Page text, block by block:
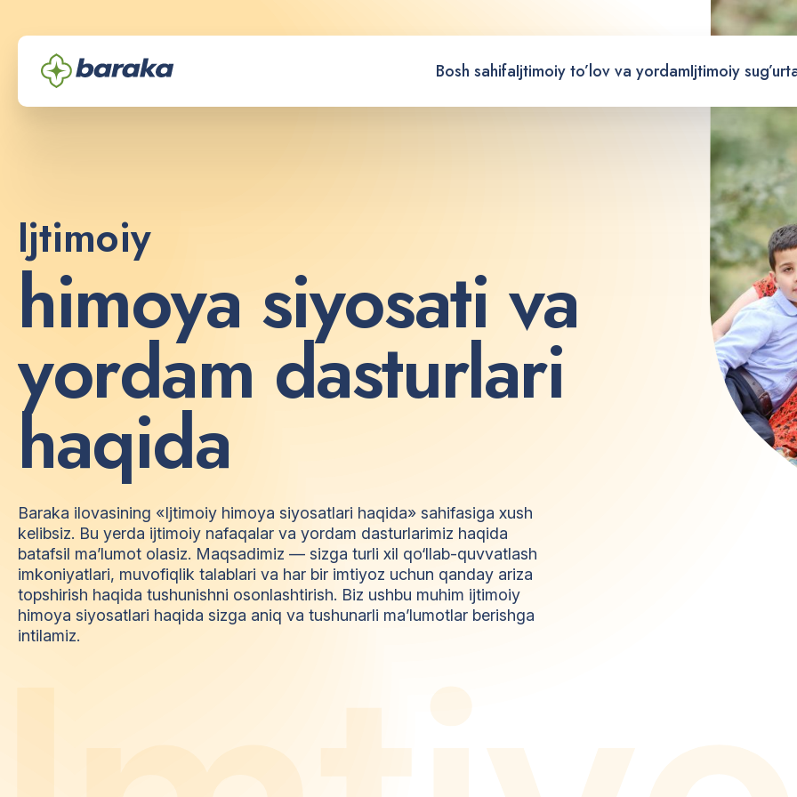
Bosh sahifaIjtimoiy to’lov va yordamIjtimoiy
Ijtimoiy
himoya siyosati va
yordam dasturlari
haqida
Baraka ilovasining «Ijtimoiy himoya siyosatlari haqida» sahifasiga xush
kelibsiz. Bu yerda ijtimoiy nafaqalar va yordam dasturlarimiz haqida
batafsil ma’lumot olasiz. Maqsadimiz — sizga turli xil qo‘llab-quvvatlash
imkoniyatlari, muvofiqlik talablari va har bir imtiyoz uchun qanday ariza
topshirish haqida tushunishni osonlashtirish. Biz ushbu muhim ijtimoiy
himoya siyosatlari haqida sizga aniq va tushunarli ma’lumotlar berishga
intilamiz.